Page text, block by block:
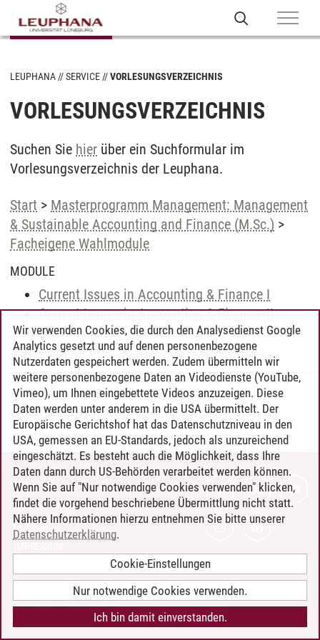
LEUPHANA SERVICE VORLESUNGSVERZEICHNIS
VORLESUNGSVERZEICHNIS
Suchen Sie hier über ein Suchformular im
Vorlesungsverzeichnis der Leuphana.
Start > Masterprogramm Management: Management
& Sustainable Accounting and Finance (M.Sc.) >
Facheigene Wahlmodule
MODULE
Current Issues in Accounting & Finance I
Current Issues in Accounting & Finance II
Current Issues in Accounting & Finance III
Timo Leder/30.06.2024
KONTAKT
LEUPHANA ALS ARBEITGEBER
INTRANET
BARRIEREFREIHEIT
COOKIE-EINSTELLUNGEN
Wir verwenden Cookies, die durch den Analysedienst Google
Analytics gesetzt und auf denen personenbezogene
Nutzerdaten gespeichert werden. Zudem übermitteln wir
weitere personenbezogene Daten an Videodienste (YouTube,
Vimeo), um Ihnen eingebettete Videos anzuzeigen. Diese
Daten werden unter anderem in die USA übermittelt. Der
Europäische Gerichtshof hat das Datenschutzniveau in den
USA, gemessen an EU-Standards, jedoch als unzureichend
eingeschätzt. Es besteht auch die Möglichkeit, dass Ihre
Daten dann durch US-Behörden verarbeitet werden können.
Wenn Sie auf "Nur notwendige Cookies verwenden" klicken,
findet die vorgehend beschriebene Übermittlung nicht statt.
Nähere Informationen hierzu entnehmen Sie bitte unserer
Datenschutzerklärung.
Cookie-Einstellungen
Nur notwendige Cookies verwenden.
Ich bin damit einverstanden.